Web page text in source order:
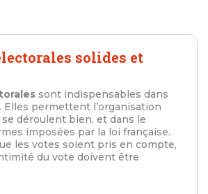
solides et
sont indispensables dans
Elles permettent l’organisation
se déroulent bien, et dans le
imposées par la loi française.
les votes soient pris en compte,
du vote doivent être